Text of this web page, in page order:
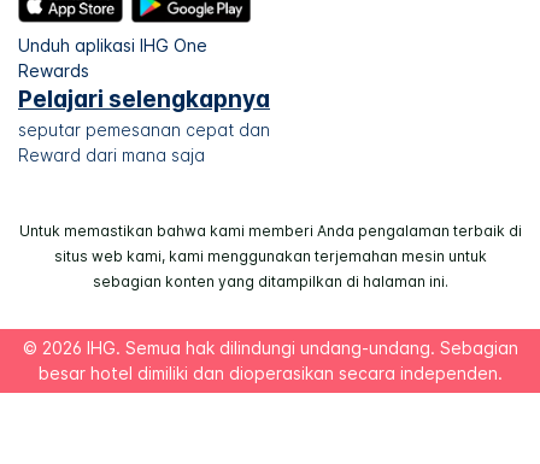
Unduh aplikasi IHG One
Rewards
Pelajari selengkapnya
seputar pemesanan cepat dan
Reward dari mana saja
Untuk memastikan bahwa kami memberi Anda pengalaman terbaik di
situs web kami, kami menggunakan terjemahan mesin untuk
sebagian konten yang ditampilkan di halaman ini.
© 2026 IHG. Semua hak dilindungi undang-undang. Sebagian
besar hotel dimiliki dan dioperasikan secara independen.